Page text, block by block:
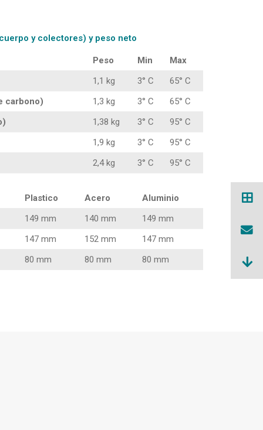
y colectores) y peso neto
Peso Min
Max
1,1 kg 3° C
65° C
carbono)
1,3 kg 3° C
65° C
1,38 kg 3° C
95° C
1,9 kg 3° C
95° C
2,4 kg 3° C 95° C
Plastico Acero
Aluminio
149 mm 140 mm
149 mm
147 mm 152 mm
147 mm
80 mm 80 mm 80 mm